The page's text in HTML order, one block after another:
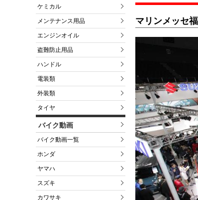
ケミカル
メンテナンス用品
エンジンオイル
盗難防止用品
ハンドル
電装類
外装類
タイヤ
バイク動画
バイク動画一覧
ホンダ
ヤマハ
スズキ
カワサキ
マリンメッセ